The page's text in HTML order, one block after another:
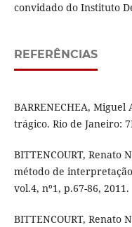
convidado do Instituto
REFERÊNCIAS
BARRENECHEA,
trágico. Rio de Janeiro:
BITTENCOURT, Renato
método de
vol.4, nº1, p.67-86, 2011.
BITTENCOURT, Renato